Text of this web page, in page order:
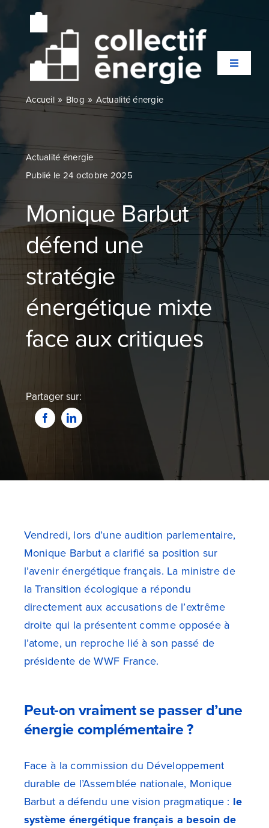
contenu
Toggle
Qui sommes-nous ?
Secteurs
Blog
Devenir partenaire
Contactez-nous
Je compare dès maintenant
Accueil» Blog » Actualité énergie
Actualité énergie
Publié le 24 octobre 2025
Monique Barbut
défend une
stratégie
énergétique mixte
face aux critiques
Partager sur:
Vendredi, lors d’une audition parlementaire,
Monique Barbut a clarifié sa position sur
l’avenir énergétique français. La ministre de
la Transition écologique a répondu
directement aux accusations de l’extrême
droite qui la présentent comme opposée à
l’atome, un reproche lié à son passé de
présidente de WWF France.
Peut-on vraiment se passer d’une
énergie complémentaire ?
Face à la commission du Développement
durable de l’Assemblée nationale, Monique
Barbut a défendu une vision pragmatique : le
système énergétique français a besoin de